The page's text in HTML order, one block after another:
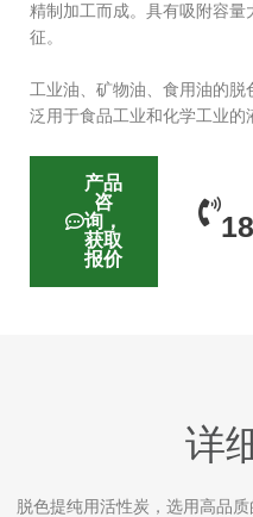
精制加工而成。具有吸附容量
征。
工业油、矿物油、食用油的
泛用于食品工业和化学工业的
产品
咨
询，
获取
报价
详
脱色提纯用活性炭，选用高品